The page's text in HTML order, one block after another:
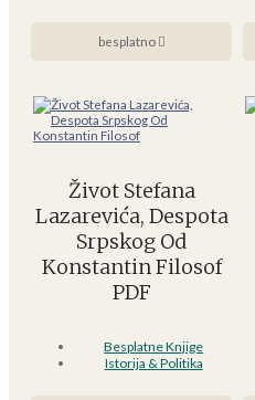
besplatno
Život Stefana
Lazarevića, Despota
Srpskog Od
Konstantin Filosof
PDF
Besplatne Knjige
Istorija & Politika